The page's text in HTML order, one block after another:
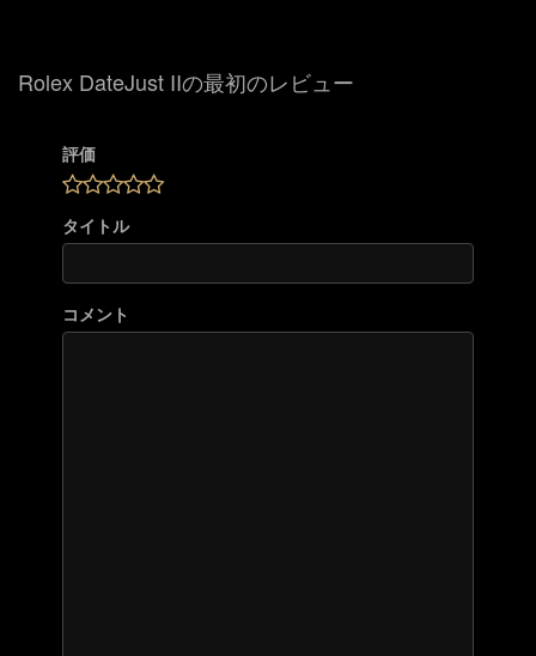
Rolex DateJust IIの最初のレビュー
評価
タイトル
コメント